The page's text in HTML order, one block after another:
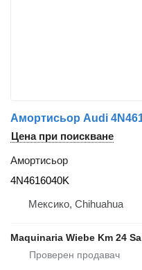
Цена при поискване
Амортисьор
4N4616040K
Мексико, Chihuahua
Maquinaria Wiebe Km 24 Sa